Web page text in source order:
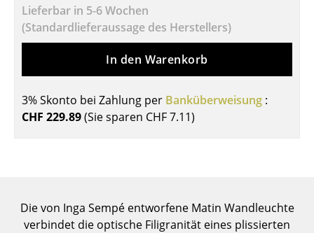
Konferenztische
Stehtische & Stehpulte
Kindertische
Gartentische
Aufbewahren
Lieferbar in 5-6 Wochen
(Standardlieferaussage des Herstellers)
In den Warenkorb
3% Skonto bei Zahlung per Banküberweisung :
CHF 229.89(Sie sparen CHF 7.11)
Die von Inga Sempé entworfene Matin Wandleuchte
verbindet die optische Filigranität eines plissierten